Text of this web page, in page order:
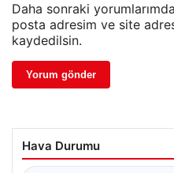
Daha sonraki
posta adresim ve site
kaydedilsin.
Hava Durumu